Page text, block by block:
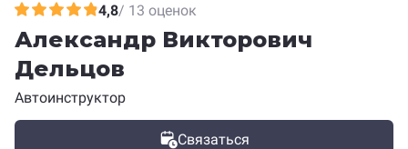
4,8/ 13 оценок
Александр Викторович
Дельцов
Автоинструктор
Связаться